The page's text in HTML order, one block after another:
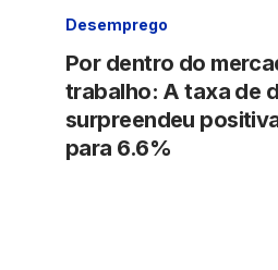
Desemprego
Por dentro do
trabalho: A taxa de
surpreendeu
para 6.6%